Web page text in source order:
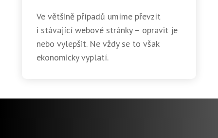
Ve většině případů umíme převzít
i stávající webové stránky – opravit je
nebo vylepšit. Ne vždy se to však
ekonomicky vyplatí.